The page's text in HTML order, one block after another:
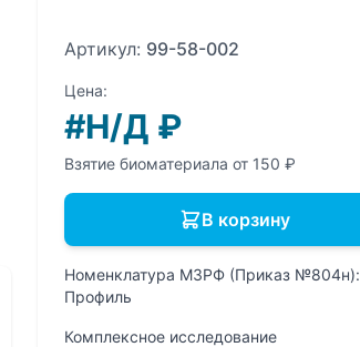
Артикул: 99-58-002
Цена:
#Н/Д ₽
Взятие биоматериала от 150 ₽
В корзину
Номенклатура МЗРФ (Приказ №804н):
Профиль
Комплексное исследование